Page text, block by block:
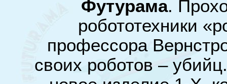
Футурама.
робототехники
профессора
своих роботов –